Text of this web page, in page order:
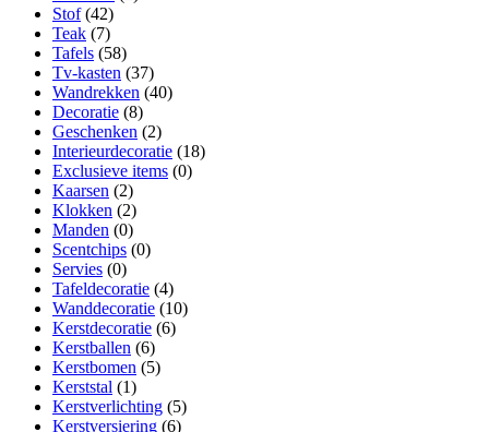
Stof (42)
Teak (7)
Tafels (58)
Tv-kasten (37)
Wandrekken (40)
Decoratie (8)
Geschenken (2)
Interieurdecoratie (18)
Exclusieve items (0)
Kaarsen (2)
Klokken (2)
Manden (0)
Scentchips (0)
Servies (0)
Tafeldecoratie (4)
Wanddecoratie (10)
Kerstdecoratie (6)
Kerstballen (6)
Kerstbomen (5)
Kerststal (1)
Kerstverlichting (5)
Kerstversiering (6)